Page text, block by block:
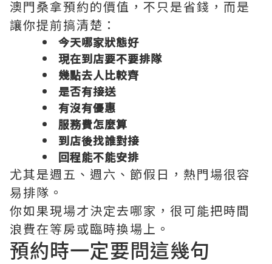
澳門桑拿預約的價值，不只是省錢，而是
讓你提前搞清楚：
今天哪家狀態好
現在到店要不要排隊
幾點去人比較齊
是否有接送
有沒有優惠
服務費怎麼算
到店後找誰對接
回程能不能安排
尤其是週五、週六、節假日，熱門場很容
易排隊。
你如果現場才決定去哪家，很可能把時間
浪費在等房或臨時換場上。
預約時一定要問這幾句